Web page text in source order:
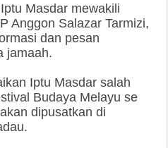
Masdar mewakili
Anggon Salazar Tarmizi,
dan pesan
jamaah.
Iptu Masdar salah
Budaya Melayu se
dipusatkan di